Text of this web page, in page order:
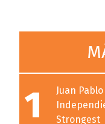
1
Juan
Strongest